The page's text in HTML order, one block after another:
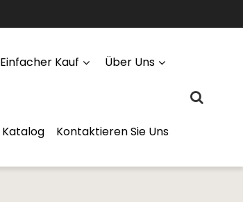
Einfacher Kauf Über Uns
Katalog Kontaktieren Sie Uns